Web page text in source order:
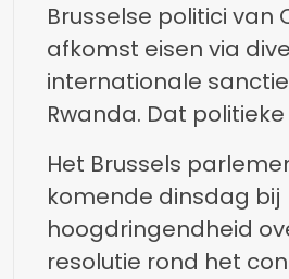
Brusselse politici van
afkomst eisen via
internationale
Rwanda. Dat
geplande
Brusselse straten.
Het Brussels
komende dinsdag bij
hoogdringendheid
resolutie rond het